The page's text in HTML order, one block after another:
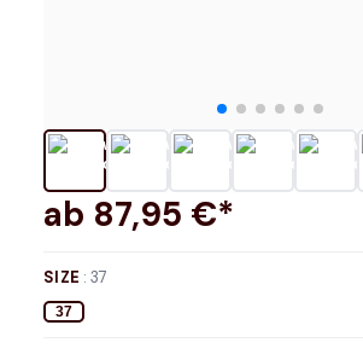
ab 87,95 €*
SIZE :37
37